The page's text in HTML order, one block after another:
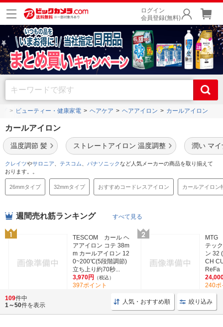
ログイン
会員登録(無料)
ビューティー・健康家電 ヘアケア ヘアアイロン カールアイロン
カールアイロン
温度調節 髪 ストレートアイロン 温度調整 潤い マ
クレイツやサロニア テスコム パナソニックなど人気メーカーの商品を取り揃えて
おります。。
26mmタイプ 32mmタイプ おすすめコードレスアイロン カールアイロン
週間売れ筋ランキング すべて見る
TESCOM カール ヘ
アアイロン コテ 38m
m カールアイロン 12
0~200℃(5段階調節)
立ち上り約70秒...
3,970円
（税込）
397ポイント
MTG
テッ
ン 32
CH
ReFa
240ポ
109件中
1～50件を表示 人気・おすすめ順 絞り込み